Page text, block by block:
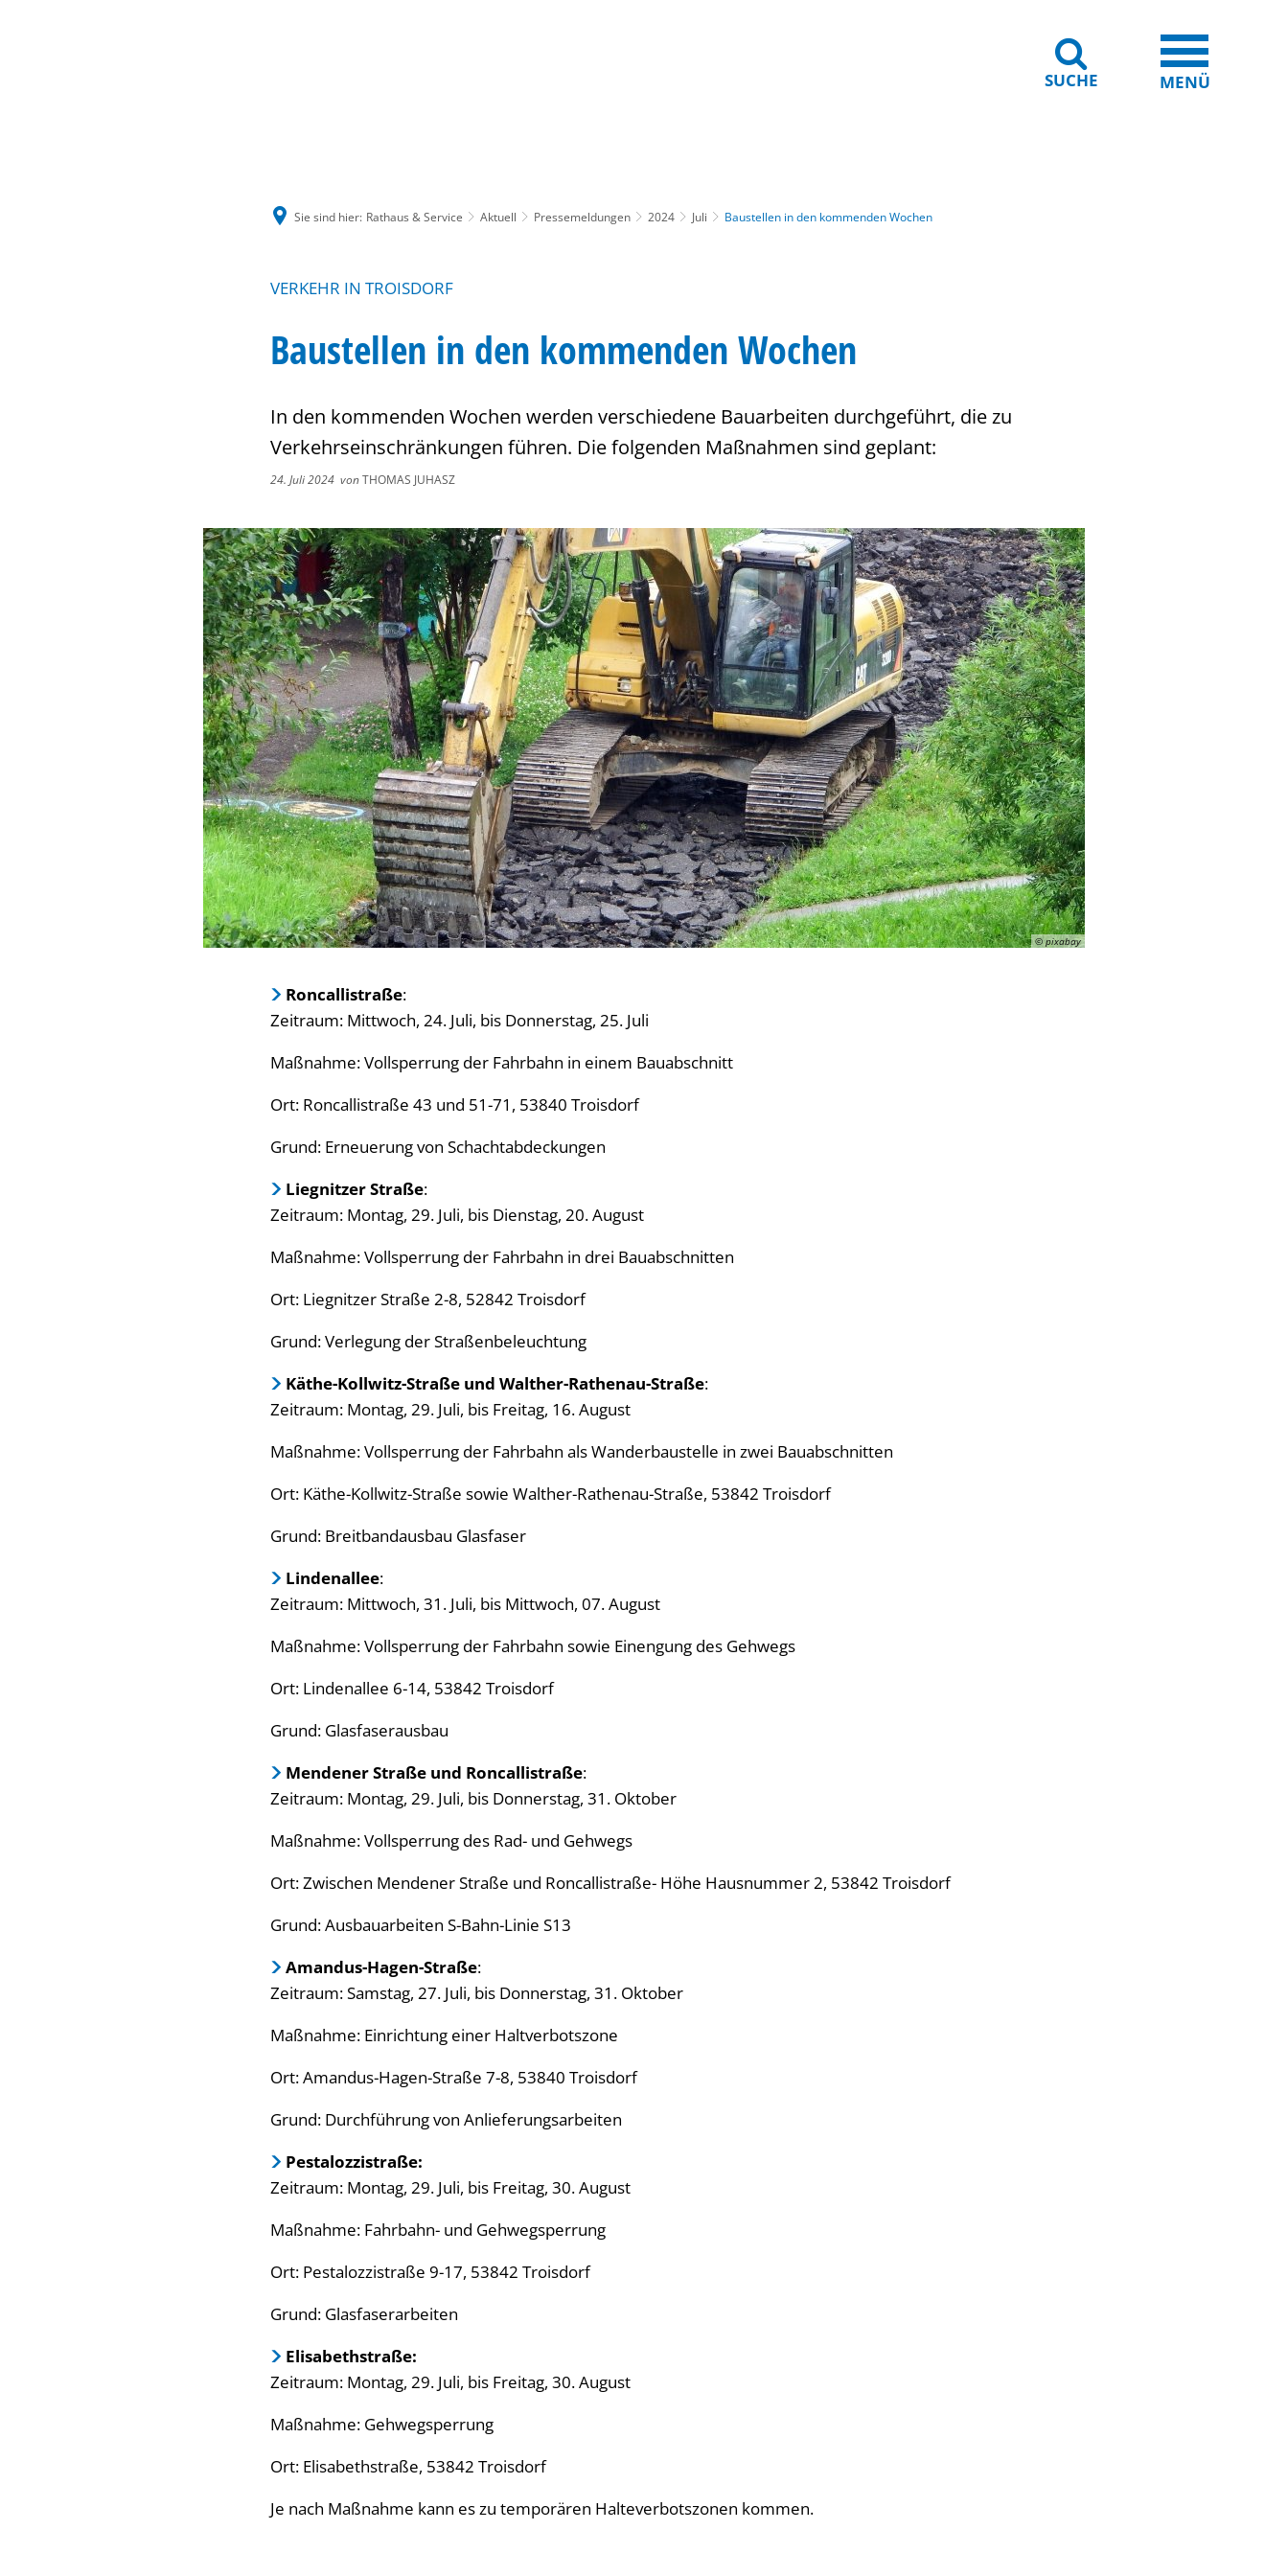
SUCHE MENÜ
Sie sind hier: Rathaus & Service Aktuell Pressemeldungen 2024 Juli Baustellen in den kommenden Wochen
VERKEHR IN TROISDORF
Baustellen in den kommenden Wochen
In den kommenden Wochen werden verschiedene Bauarbeiten durchgeführt, die zu
Verkehrseinschränkungen führen. Die folgenden Maßnahmen sind geplant:
24. Juli 2024 vonTHOMAS JUHASZ
© pixabay
Roncallistraße:
Zeitraum: Mittwoch, 24. Juli, bis Donnerstag, 25. Juli
Maßnahme: Vollsperrung der Fahrbahn in einem Bauabschnitt
Ort: Roncallistraße 43 und 51-71, 53840 Troisdorf
Grund: Erneuerung von Schachtabdeckungen
Liegnitzer Straße:
Zeitraum: Montag, 29. Juli, bis Dienstag, 20. August
Maßnahme: Vollsperrung der Fahrbahn in drei Bauabschnitten
Ort: Liegnitzer Straße 2-8, 52842 Troisdorf
Grund: Verlegung der Straßenbeleuchtung
Käthe-Kollwitz-Straße und Walther-Rathenau-Straße:
Zeitraum: Montag, 29. Juli, bis Freitag, 16. August
Maßnahme: Vollsperrung der Fahrbahn als Wanderbaustelle in zwei Bauabschnitten
Ort: Käthe-Kollwitz-Straße sowie Walther-Rathenau-Straße, 53842 Troisdorf
Grund: Breitbandausbau Glasfaser
Lindenallee:
Zeitraum: Mittwoch, 31. Juli, bis Mittwoch, 07. August
Maßnahme: Vollsperrung der Fahrbahn sowie Einengung des Gehwegs
Ort: Lindenallee 6-14, 53842 Troisdorf
Grund: Glasfaserausbau
Mendener Straße und Roncallistraße:
Zeitraum: Montag, 29. Juli, bis Donnerstag, 31. Oktober
Maßnahme: Vollsperrung des Rad- und Gehwegs
Ort: Zwischen Mendener Straße und Roncallistraße- Höhe Hausnummer 2, 53842 Troisdorf
Grund: Ausbauarbeiten S-Bahn-Linie S13
Amandus-Hagen-Straße:
Zeitraum: Samstag, 27. Juli, bis Donnerstag, 31. Oktober
Maßnahme: Einrichtung einer Haltverbotszone
Ort: Amandus-Hagen-Straße 7-8, 53840 Troisdorf
Grund: Durchführung von Anlieferungsarbeiten
Pestalozzistraße:
Zeitraum: Montag, 29. Juli, bis Freitag, 30. August
Maßnahme: Fahrbahn- und Gehwegsperrung
Ort: Pestalozzistraße 9-17, 53842 Troisdorf
Grund: Glasfaserarbeiten
Elisabethstraße:
Zeitraum: Montag, 29. Juli, bis Freitag, 30. August
Maßnahme: Gehwegsperrung
Ort: Elisabethstraße, 53842 Troisdorf
Je nach Maßnahme kann es zu temporären Halteverbotszonen kommen.